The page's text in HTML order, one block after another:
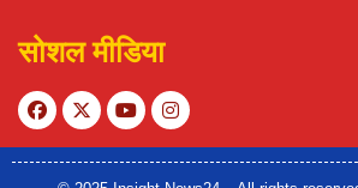
सोशल मीडिया